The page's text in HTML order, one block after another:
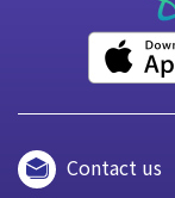
Contact us